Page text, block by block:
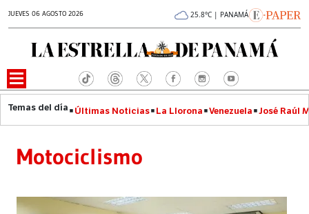
JUEVES 06 AGOSTO 2026 25.8°C | PANAMÁ
Últimas Noticias La Llorona Venezuela José Raúl
Motociclismo